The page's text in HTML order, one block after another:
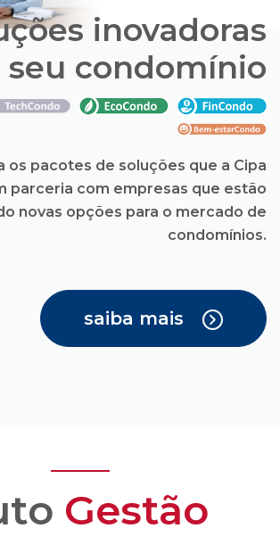
os pacotes de soluções que a Cipa
parceria com empresas que estão
novas opções para o mercado de
condomínios.
saiba mais
administração
com
transparência e